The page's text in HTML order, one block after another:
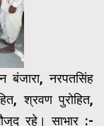
बंजारा, नरपतसिंह
श्रवण पुरोहित,
रहे। साभार :-